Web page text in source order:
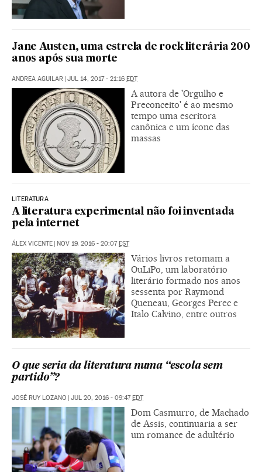
Jane Austen, uma estrela de rock literária 200
anos após sua morte
ANDREA AGUILAR | JUL 14, 2017 - 21:16 EDT
A autora de 'Orgulho e
Preconceito' é ao mesmo
tempo uma escritora
canônica e um ícone das
massas
LITERATURA
A literatura experimental não foi inventada
pela internet
ÁLEX VICENTE | NOV 19, 2016 - 20:07EST
Vários livros retomam a
OuLiPo, um laboratório
literário formado nos anos
sessenta por Raymond
Queneau, Georges Perec e
Italo Calvino, entre outros
O que seria da literatura numa “escola sem
partido”?
JOSÉ RUY LOZANO | JUL 20, 2016 - 09:47EDT
Dom Casmurro, de Machado
de Assis, continuaria a ser
um romance de adultério